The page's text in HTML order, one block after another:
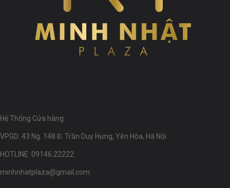
Hệ Thống Cửa hàng
VPGD: 43 Ng. 148 Đ. Trần Duy Hưng, Yên Hòa, Hà Nội
HOTLINE: 09146.22222
minhnhatplaza@gmail.com